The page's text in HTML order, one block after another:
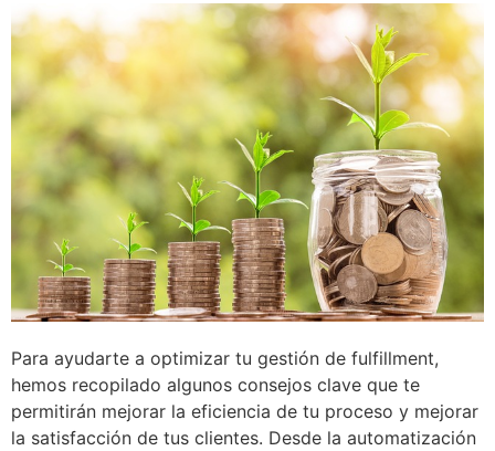
Para ayudarte a optimizar tu gestión de fulfillment,
hemos recopilado algunos consejos clave que te
permitirán mejorar la eficiencia de tu proceso y mejorar
la satisfacción de tus clientes. Desde la automatización